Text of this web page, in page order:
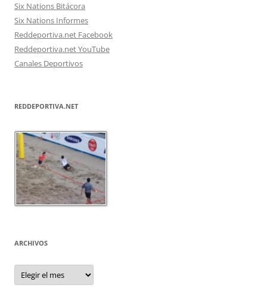
Six Nations Bitácora
Six Nations Informes
Reddeportiva.net Facebook
Reddeportiva.net YouTube
Canales Deportivos
REDDEPORTIVA.NET
ARCHIVOS
Archivos